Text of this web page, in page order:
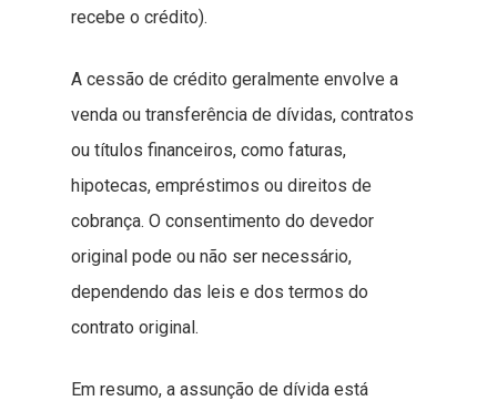
recebe o crédito).
A cessão de crédito geralmente envolve a
venda ou transferência de dívidas, contratos
ou títulos financeiros, como faturas,
hipotecas, empréstimos ou direitos de
cobrança. O consentimento do devedor
original pode ou não ser necessário,
dependendo das leis e dos termos do
contrato original.
Em resumo, a assunção de dívida está